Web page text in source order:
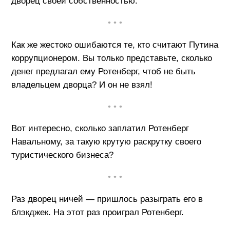
• • •
Как же жестоко ошибаются те, кто считают Путина
коррупционером. Вы только представьте, сколько
денег предлагал ему Ротенберг, чтоб не быть
владельцем дворца? И он не взял!
• • •
Вот интересно, сколько заплатил Ротенберг
Навальному, за такую крутую раскрутку своего
туристического бизнеса?
• • •
Раз дворец ничей — пришлось разыграть его в
блэкджек. На этот раз проиграл Ротенберг.